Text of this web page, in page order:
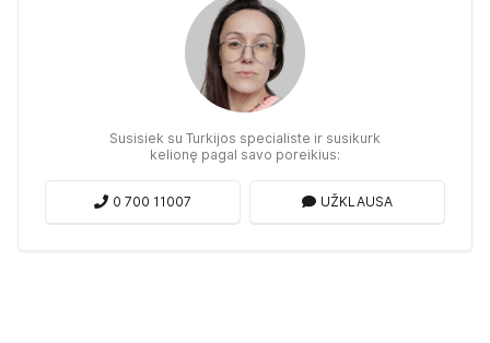
Susisiek su Turkijos specialiste ir susikurk
kelionę pagal savo poreikius:
0 700 11007 UŽKLAUSA